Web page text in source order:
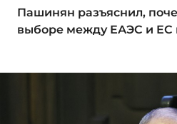
Пашинян разъяснил,
выборе между ЕАЭС и ЕС